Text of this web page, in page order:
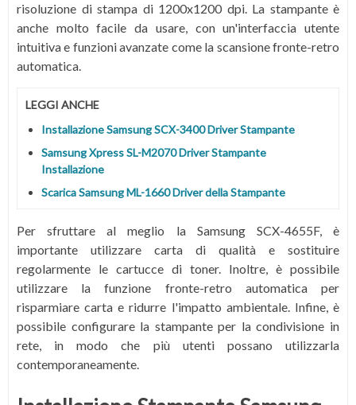
risoluzione di stampa di 1200x1200 dpi. La stampante è
anche molto facile da usare, con un'interfaccia utente
intuitiva e funzioni avanzate come la scansione fronte-retro
automatica.
LEGGI ANCHE
Installazione Samsung SCX-3400 Driver Stampante
Samsung Xpress SL-M2070 Driver Stampante
Installazione
Scarica Samsung ML-1660 Driver della Stampante
Per sfruttare al meglio la Samsung SCX-4655F, è
importante utilizzare carta di qualità e sostituire
regolarmente le cartucce di toner. Inoltre, è possibile
utilizzare la funzione fronte-retro automatica per
risparmiare carta e ridurre l'impatto ambientale. Infine, è
possibile configurare la stampante per la condivisione in
rete, in modo che più utenti possano utilizzarla
contemporaneamente.